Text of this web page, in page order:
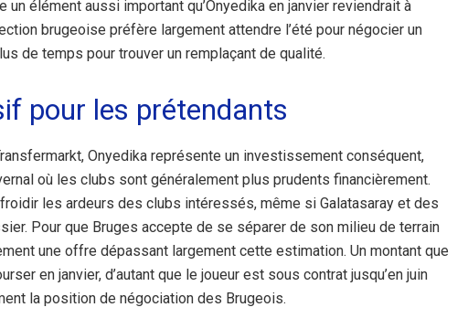
un élément aussi important qu’Onyedika en janvier reviendrait à
brugeoise préfère largement attendre l’été pour négocier un
de temps pour trouver un remplaçant de qualité.
pour les prétendants
Onyedika représente un investissement conséquent,
où les clubs sont généralement plus prudents financièrement.
les ardeurs des clubs intéressés, même si Galatasaray et des
Pour que Bruges accepte de se séparer de son milieu de terrain
une offre dépassant largement cette estimation. Un montant que
en janvier, d’autant que le joueur est sous contrat jusqu’en juin
la position de négociation des Brugeois.